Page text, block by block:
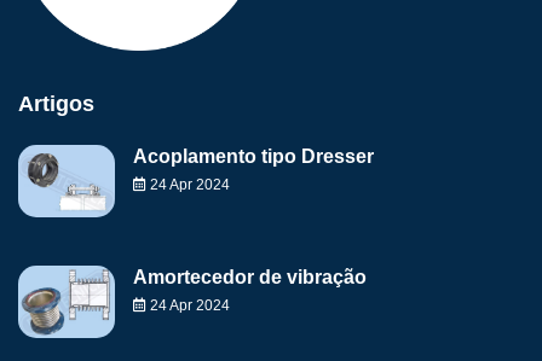
Artigos
Acoplamento tipo Dresser
24 Apr 2024
Amortecedor de vibração
24 Apr 2024